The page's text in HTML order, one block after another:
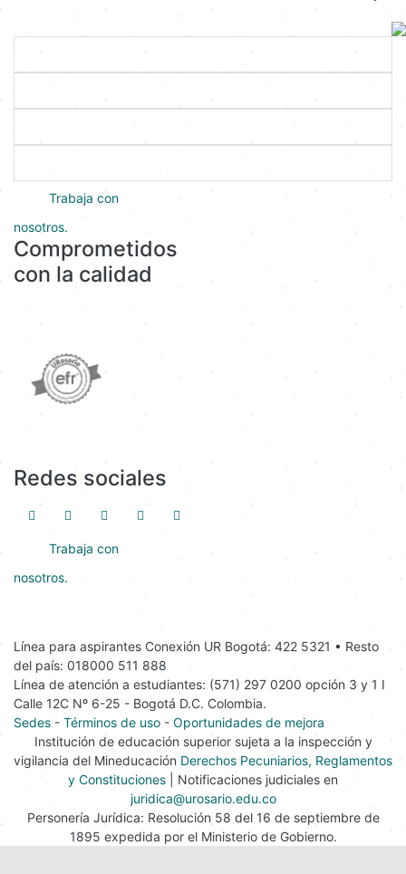
Trabaja con
nosotros.
Comprometidos
con la calidad
Redes sociales
Trabaja con
nosotros.
Línea para aspirantes Conexión UR Bogotá: 422 5321 • Resto
del país: 018000 511 888
Línea de atención a estudiantes: (571) 297 0200 opción 3 y 1 I
Calle 12C Nº 6-25 - Bogotá D.C. Colombia.
Sedes - Términos de uso - Oportunidades de mejora
Institución de educación superior sujeta a la inspección y
vigilancia del Mineducación Derechos Pecuniarios, Reglamentos
y Constituciones | Notificaciones judiciales en
juridica@urosario.edu.co
Personería Jurídica: Resolución 58 del 16 de septiembre de
1895 expedida por el Ministerio de Gobierno.